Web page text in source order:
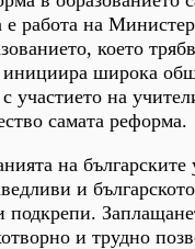
е работа на
което
широка
участието на
самата реформа.
на българските
и
подкрепи.
и трудно